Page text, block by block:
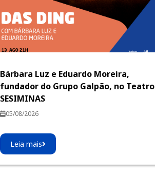
Bárbara Luz e Eduardo Moreira,
fundador do Grupo Galpão, no Teatro
SESIMINAS
05/08/2026
Leia mais